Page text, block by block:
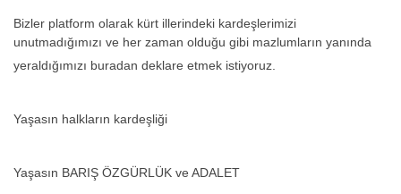
Bizler platform olarak kürt illerindeki kardeşlerimizi
unutmadığımızı ve her zaman olduğu gibi mazlumların yanında
yeraldığımızı buradan deklare etmek istiyoruz.
Yaşasın halkların kardeşliği
Yaşasın BARIŞ ÖZGÜRLÜK ve ADALET